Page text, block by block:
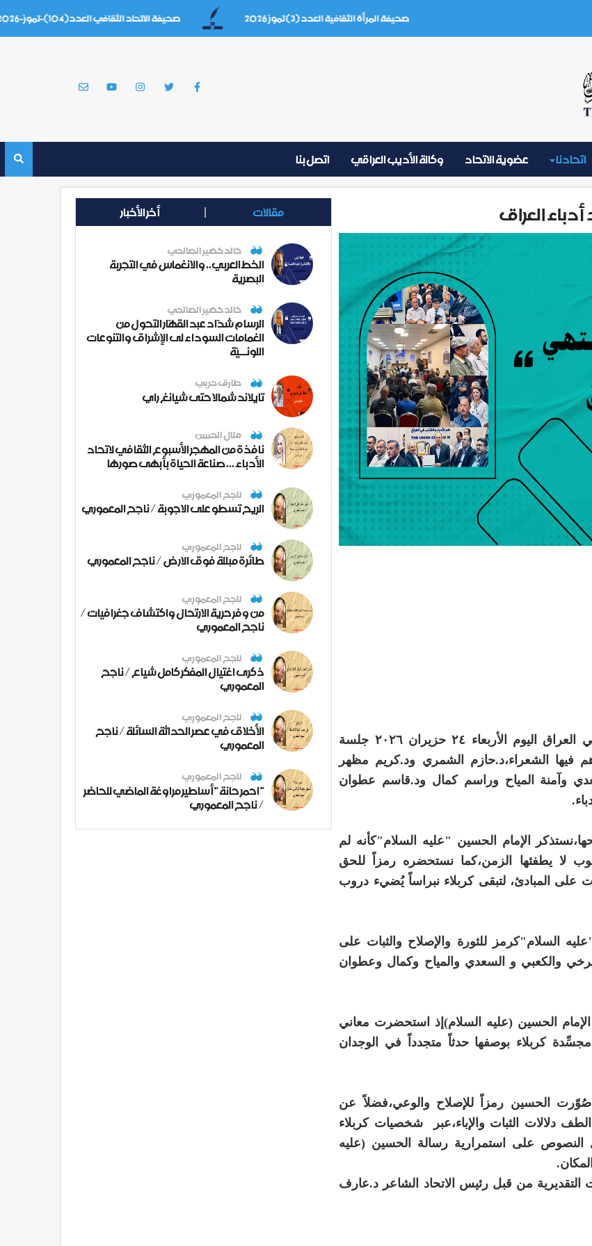
صحيفة المرأة الثقافية العدد (3) تموز 2026 صحيفة الاتحاد الثقافي العدد(104)-تموز-2026
اتحادنا عضوية الاتحاد وكالة الأديب العراقي اتصل بنا
العراق
أقام نادي الشعر في الاتحاد العام للأدباء والكتاب في العراق اليوم الأربعاء ٢٤ حزيران ٢٠٢٦ جلسة
الشعراء،د.حازم الشمري ود.كريم مظهر
وآمنة المياح وراسم كمال ود.قاسم عطوان
الإمام الحسين "عليه السلام"كأنه لم
لا يطفئها الزمن،كما نستحضره رمزاً للحق
على المبادئ، لتبقى كربلاء نبراساً يُضيء دروب
السلام"كرمز للثورة والإصلاح والثبات على
والكعبي و السعدي والمياح وكمال وعطوان
الحسين (عليه السلام)إذ استحضرت معاني
مجسِّدة كربلاء بوصفها حدثاً متجدداً في الوجدان
صُوّرت الحسين رمزاً للإصلاح والوعي،فضلاً عن
دلالات الثبات والإباء،عبر شخصيات كربلاء
على استمرارية رسالة الحسين (عليه
التقديرية من قبل رئيس الاتحاد الشاعر د.عارف
مقالات أخر الأخبار
خالد خضير الصالحي
الخط العربي.. والانغماس في التجربة
البصرية
خالد خضير الصالحي
الرسام شدّاد عبد القهّار التحول من
الغمامات السوداء لى الإشراق والتنوعات
اللونــيّة
طارق حربي
تايلاند شمالا حتى شيانغ راي
منال الحسن
نافذة من المهجر الأسبوع الثقافي لاتحاد
الأدباء ... صناعة الحياة بأبهى صورها
ناجح المعموري
الريح تسطو على الاجوبة / ناجح المعموري
ناجح المعموري
طائرة مبللة فوق الارض / ناجح المعموري
ناجح المعموري
من وفر حرية الارتحال واكتشاف جغرافيات /
ناجح المعموري
ناجح المعموري
ذكرى اغتيال المفكر كامل شياع / ناجح
المعموري
ناجح المعموري
الأخلاق في عصر الحداثة السائلة / ناجح
المعموري
ناجح المعموري
" احمر حانة " أساطير مراوغة الماضي للحاضر
/ ناجح المعموري